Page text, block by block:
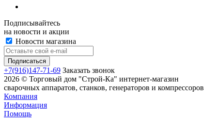
Подписывайтесь
на новости и акции
Новости магазина
+7(916)147-71-69 Заказать звонок
2026 © Торговый дом "Строй-Ка" интернет-магазин
сварочных аппаратов, станков, генераторов и компрессоров
Компания
Информация
Помощь